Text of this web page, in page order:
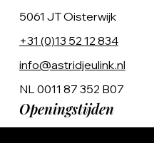
5061 JT Oisterwijk
+31 (0)13 52 12 834
info@astridjeulink.nl
NL 0011 87 352 B07
Openingstijden